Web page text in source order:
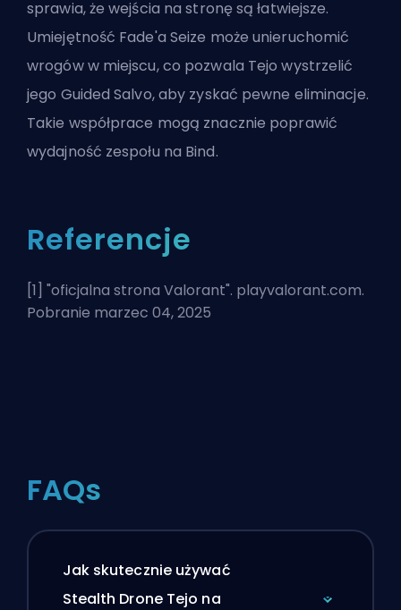
sprawia, że wejścia na stronę są łatwiejsze.
Umiejętność Fade'a Seize może unieruchomić
wrogów w miejscu, co pozwala Tejo wystrzelić
jego Guided Salvo, aby zyskać pewne eliminacje.
Takie współprace mogą znacznie poprawić
wydajność zespołu na Bind.
Referencje
[1] "oficjalna strona Valorant". playvalorant.com.
Pobranie marzec 04, 2025
FAQs
Jak skutecznie używać
Stealth Drone Tejo na